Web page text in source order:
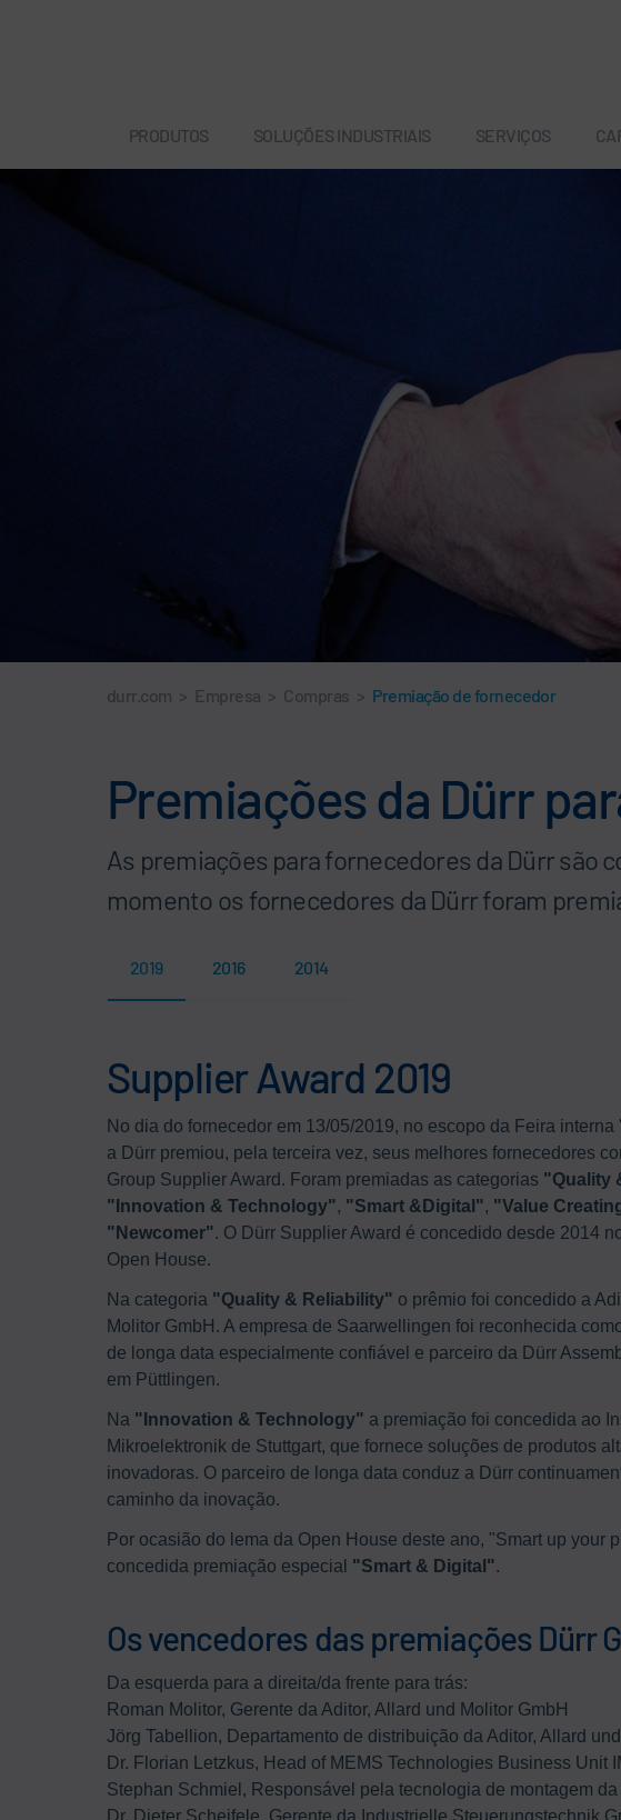
PRODUTOS SOLUÇÕES INDUSTRIAIS SERVIÇOS
durr.com > Empresa > Compras > Premiação de fornecedor
Premiações da Dürr
As premiações para fornecedores da Dürr são
momento os fornecedores da Dürr foram
2019 2016 2014
Supplier Award 2019
No dia do fornecedor em 13/05/2019, no escopo da Feira interna
a Dürr premiou, pela terceira vez, seus melhores fornecedores
Group Supplier Award. Foram premiadas as categorias "Quality
"Innovation & Technology", "Smart &Digital", "Value
"Newcomer". O Dürr Supplier Award é concedido desde 2014
Open House.
Na categoria "Quality & Reliability" o prêmio foi concedido a
Molitor GmbH. A empresa de Saarwellingen foi reconhecida
de longa data especialmente confiável e parceiro da Dürr
em Püttlingen.
Na "Innovation & Technology" a premiação foi concedida ao
Mikroelektronik de Stuttgart, que fornece soluções de produtos
inovadoras. O parceiro de longa data conduz a Dürr
caminho da inovação.
Por ocasião do lema da Open House deste ano, "Smart up your
concedida premiação especial "Smart & Digital".
Os vencedores das premiações Dürr
Da esquerda para a direita/da frente para trás:
Roman Molitor, Gerente da Aditor, Allard und Molitor GmbH
Jörg Tabellion, Departamento de distribuição da Aditor, Allard
Dr. Florian Letzkus, Head of MEMS Technologies Business Unit
Stephan Schmiel, Responsável pela tecnologia de montagem da
Dr. Dieter Scheifele, Gerente da Industrielle Steuerungstechnik